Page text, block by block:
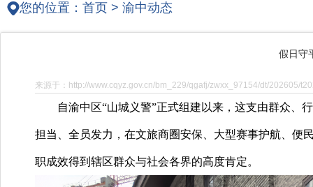
您的位置： 首页 > 渝中动态
假日守
来源于：http://www.cqyz.gov.cn/bm_229/qgafj/zwxx_97154/dt/202605/
自渝中区“山城义警”正式组建以来，这支由群众、
担当、全员发力，在文旅商圈安保、大型赛事护航、便
职成效得到辖区群众与社会各界的高度肯定。